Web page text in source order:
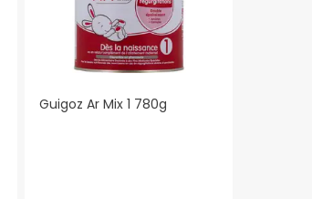
Guigoz Ar Mix 1 780g